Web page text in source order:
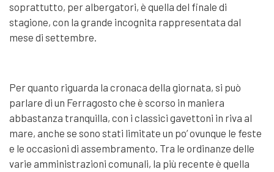
soprattutto, per albergatori, è quella del finale di
stagione, con la grande incognita rappresentata dal
mese di settembre.
Per quanto riguarda la cronaca della giornata, si può
parlare di un Ferragosto che è scorso in maniera
abbastanza tranquilla, con i classici gavettoni in riva al
mare, anche se sono stati limitate un po’ ovunque le feste
e le occasioni di assembramento. Tra le ordinanze delle
varie amministrazioni comunali, la più recente è quella